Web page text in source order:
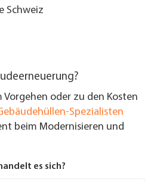
Schweiz
Vorgehen oder zu den Kosten
Spezialisten
beim Modernisieren und
es sich?